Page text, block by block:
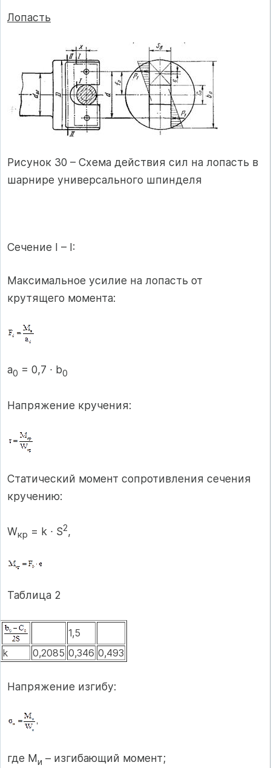
Лопасть
Рисунок 30 – Схема действия сил на лопасть в
шарнире универсального шпинделя
Сечение I – I:
Максимальное усилие на лопасть от
крутящего момента:
а0 = 0,7 ∙ b0
Напряжение кручения:
Статический момент сопротивления сечения
кручению:
Wкр = k ∙ S2,
Таблица 2
1,5
k
0,2085 0,346 0,493
Напряжение изгибу:
где Ми – изгибающий момент;